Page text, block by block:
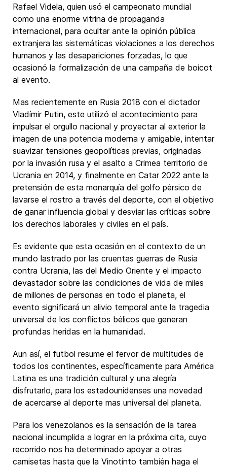
Rafael Videla, quien usó el campeonato mundial
como una enorme vitrina de propaganda
internacional, para ocultar ante la opinión pública
extranjera las sistemáticas violaciones a los derechos
humanos y las desapariciones forzadas, lo que
ocasionó la formalización de una campaña de boicot
al evento.
Mas recientemente en Rusia 2018 con el dictador
Vladímir Putin, este utilizó el acontecimiento para
impulsar el orgullo nacional y proyectar al exterior la
imagen de una potencia moderna y amigable, intentar
suavizar tensiones geopolíticas previas, originadas
por la invasión rusa y el asalto a Crimea territorio de
Ucrania en 2014, y finalmente en Catar 2022 ante la
pretensión de esta monarquía del golfo pérsico de
lavarse el rostro a través del deporte, con el objetivo
de ganar influencia global y desviar las críticas sobre
los derechos laborales y civiles en el país.
Es evidente que esta ocasión en el contexto de un
mundo lastrado por las cruentas guerras de Rusia
contra Ucrania, las del Medio Oriente y el impacto
devastador sobre las condiciones de vida de miles
de millones de personas en todo el planeta, el
evento significará un alivio temporal ante la tragedia
universal de los conflictos bélicos que generan
profundas heridas en la humanidad.
Aun así, el futbol resume el fervor de multitudes de
todos los continentes, específicamente para América
Latina es una tradición cultural y una alegría
disfrutarlo, para los estadounidenses una novedad
de acercarse al deporte mas universal del planeta.
Para los venezolanos es la sensación de la tarea
nacional incumplida a lograr en la próxima cita, cuyo
recorrido nos ha determinado apoyar a otras
camisetas hasta que la Vinotinto también haga el